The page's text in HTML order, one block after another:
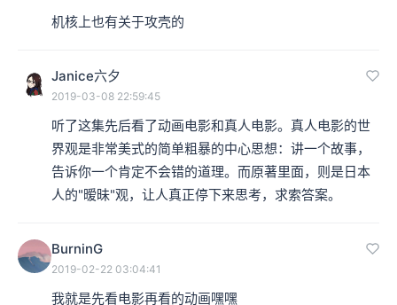
机核上也有关于攻壳的
Janice六夕
2019-03-08 22:59:45
听了这集先后看了动画电影和真人电影。真人电影的世
界观是非常美式的简单粗暴的中心思想：讲一个故事，
告诉你一个肯定不会错的道理。而原著里面，则是日本
人的"暧昧"观，让人真正停下来思考，求索答案。
BurninG
2019-02-22 03:04:41
我就是先看电影再看的动画嘿嘿